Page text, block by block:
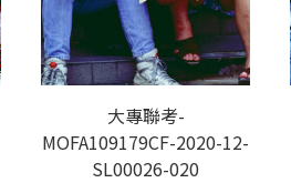
大專聯考-
MOFA109179CF-2020-12-
SL00026-020